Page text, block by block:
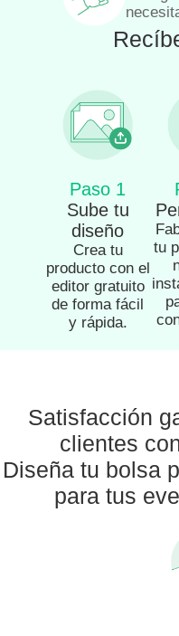
Paso 1
Sube tu
diseño
Crea tu
producto con el
editor gratuito
de forma fácil
y rápida.
tu
Satisfacción
clientes
Diseña tu bolsa
para tus